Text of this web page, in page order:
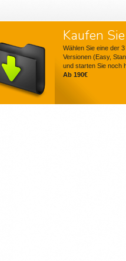
Kaufen
Wählen Sie eine der
Versionen (Easy,
und starten Sie noch
Ab 190€